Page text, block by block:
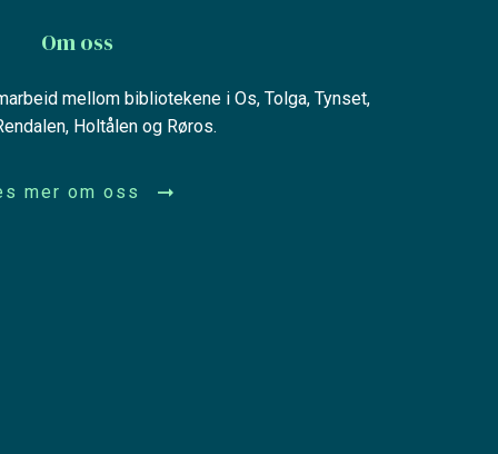
Om oss
mellom bibliotekene i Os, Tolga, Tynset,
Holtålen og Røros.
mer om oss